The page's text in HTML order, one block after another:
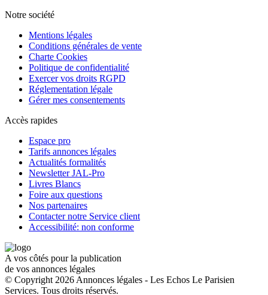
Notre société
Mentions légales
Conditions générales de vente
Charte Cookies
Politique de confidentialité
Exercer vos droits RGPD
Réglementation légale
Gérer mes consentements
Accès rapides
Espace pro
Tarifs annonces légales
Actualités formalités
Newsletter JAL-Pro
Livres Blancs
Foire aux questions
Nos partenaires
Contacter notre Service client
Accessibilité: non conforme
A vos côtés pour la publication
de vos annonces légales
© Copyright 2026 Annonces légales - Les Echos Le Parisien
Services. Tous droits réservés.